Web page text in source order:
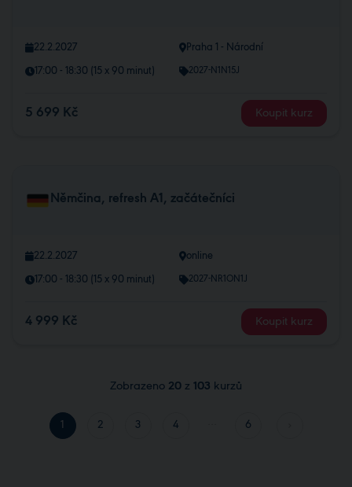
22.2.2027 Praha 1 - Národní
17:00 - 18:30 (15 x 90 minut) 2027-N1N15J
5 699 Kč Koupit kurz
Němčina, refresh A1, začátečníci
22.2.2027 online
17:00 - 18:30 (15 x 90 minut) 2027-NR1ON1J
4 999 Kč Koupit kurz
Zobrazeno 20 z 103 kurzů
1 2 3 4 6